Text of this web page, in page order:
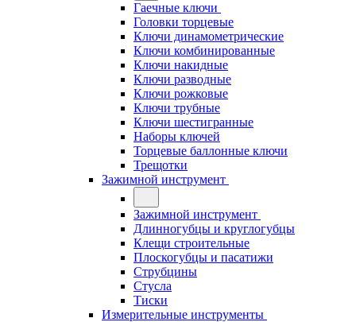
Гаечные ключи
Головки торцевые
Ключи динамометрические
Ключи комбинированные
Ключи накидные
Ключи разводные
Ключи рожковые
Ключи трубные
Ключи шестигранные
Наборы ключей
Торцевые баллонные ключи
Трещотки
Зажимной инструмент
Зажимной инструмент
Длинногубцы и круглогубцы
Клещи строительные
Плоскогубцы и пасатижи
Струбцины
Стусла
Тиски
Измерительные инструменты